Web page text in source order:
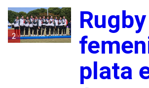
2
Rugby
plata